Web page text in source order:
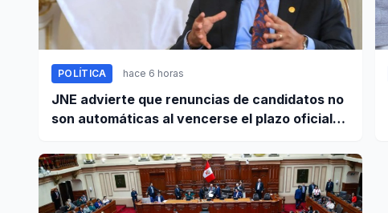
POLÍTICA hace 6 horas
JNE advierte que renuncias de candidatos no
son automáticas al vencerse el plazo oficial